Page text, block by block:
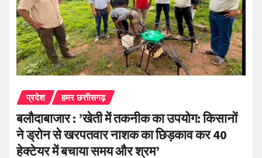
प्रदेश हमर छत्तीसगढ़
बलौदाबाजार : ’खेती में तकनीक का उपयोग: किसानों
ने ड्रोन से खरपतवार नाशक का छिड़काव कर 40
हेक्टेयर में बचाया समय और श्रम’